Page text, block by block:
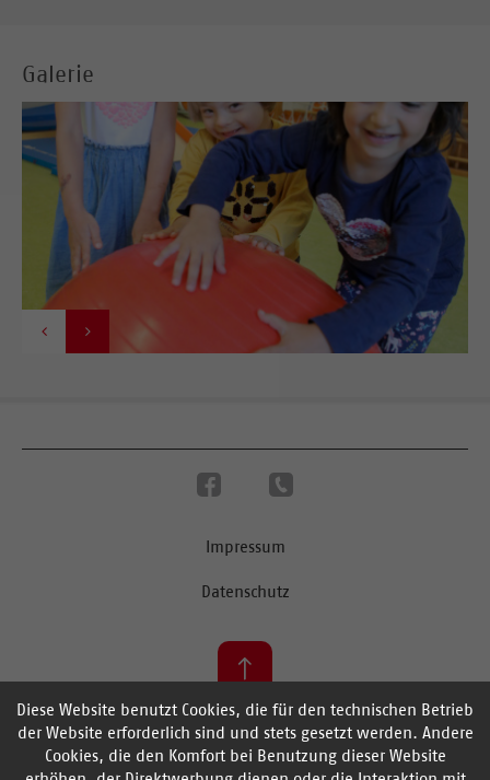
Diese Website benutzt Cookies, die für den technischen Betrieb
der Website erforderlich sind und stets gesetzt werden. Andere
Cookies, die den Komfort bei Benutzung dieser Website
Galerie
 
Impressum
Datenschutz
zurück nach oben